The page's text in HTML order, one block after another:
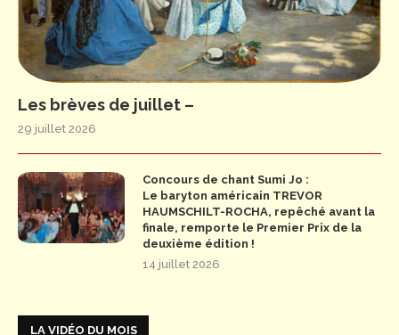
Les brèves de juillet –
29 juillet 2026
Concours de chant Sumi Jo :
Le baryton américain TREVOR
HAUMSCHILT-ROCHA, repêché avant la
finale, remporte le Premier Prix de la
deuxième édition !
14 juillet 2026
LA VIDÉO DU MOIS